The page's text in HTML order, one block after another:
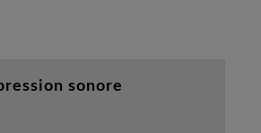
sonore